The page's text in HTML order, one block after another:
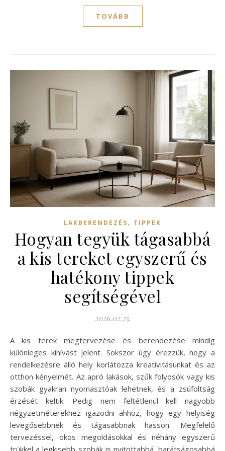
TOVÁBB
LAKBERENDEZÉS, TIPPEK
Hogyan tegyük tágasabbá
a kis tereket egyszerű és
hatékony tippek
segítségével
2026.02.25.
A kis terek megtervezése és berendezése mindig
különleges kihívást jelent. Sokszor úgy érezzük, hogy a
rendelkezésre álló hely korlátozza kreativitásunkat és az
otthon kényelmét. Az apró lakások, szűk folyosók vagy kis
szobák gyakran nyomasztóak lehetnek, és a zsúfoltság
érzését keltik. Pedig nem feltétlenül kell nagyobb
négyzetméterekhez igazodni ahhoz, hogy egy helyiség
levegősebbnek és tágasabbnak hasson. Megfelelő
tervezéssel, okos megoldásokkal és néhány egyszerű
trükkel a legkisebb szobák is nyitottabbá, barátságosabbá